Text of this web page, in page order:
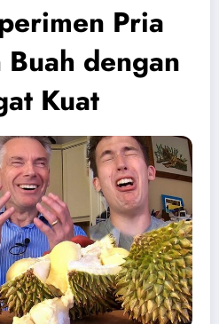
Pria
dengan
Kuat